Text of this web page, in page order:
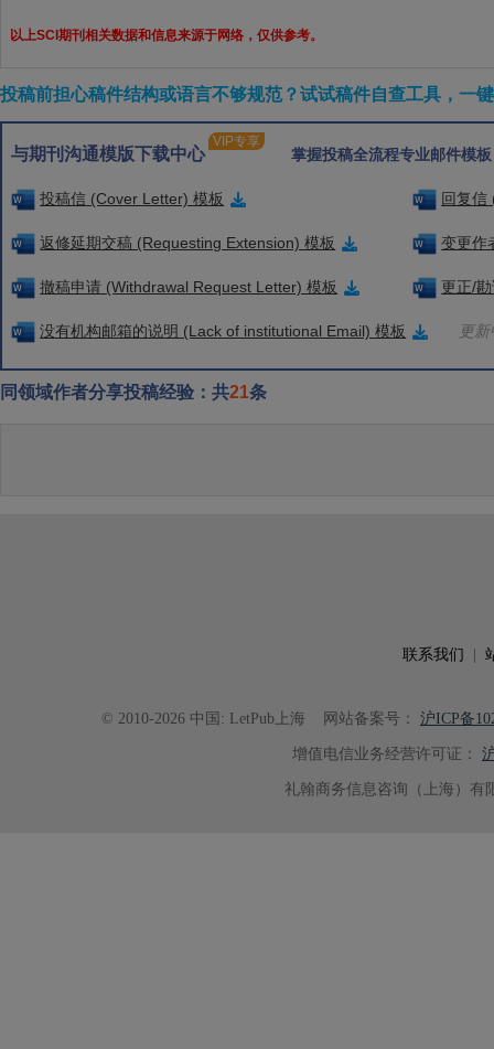
以上SCI期刊相关数据和信息来源于网络，仅供参考。
投稿前担心稿件结构或语言不够规范？试试稿件自查工具，一
与期刊沟通模版下载中心
VIP专享
掌握投稿全流程专业邮件模
投稿信 (Cover Letter) 模板 回复信
返修延期交稿 (Requesting Extension) 模板 变更作
撤稿申请 (Withdrawal Request Letter) 模板 更正/
没有机构邮箱的说明 (Lack of institutional Email) 模板 更
同领域作者分享投稿经验：共21条
联系我们
© 2010-2026 中国: LetPub上海 网站备案号： 沪ICP备
增值电信业务经营许可证：
礼翰商务信息咨询（上海）